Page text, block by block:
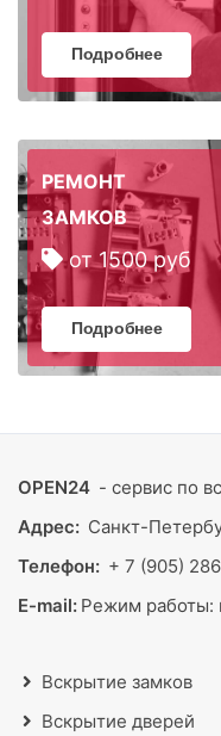
Подробнее
РЕМОНТ
ЗАМКОВ
от 1500 руб
Подробнее
OPEN24 - сервис по
Адрес: Санкт-
Телефон: + 7 (905)
E-mail: Режим работы:
Вскрытие замков
Вскрытие дверей